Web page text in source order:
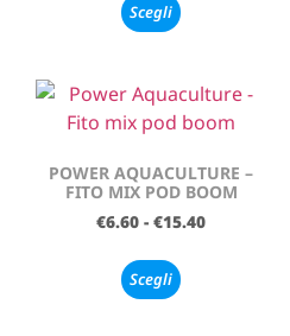
Scegli
POWER AQUACULTURE –
FITO MIX POD BOOM
€6.60 - €15.40
Scegli